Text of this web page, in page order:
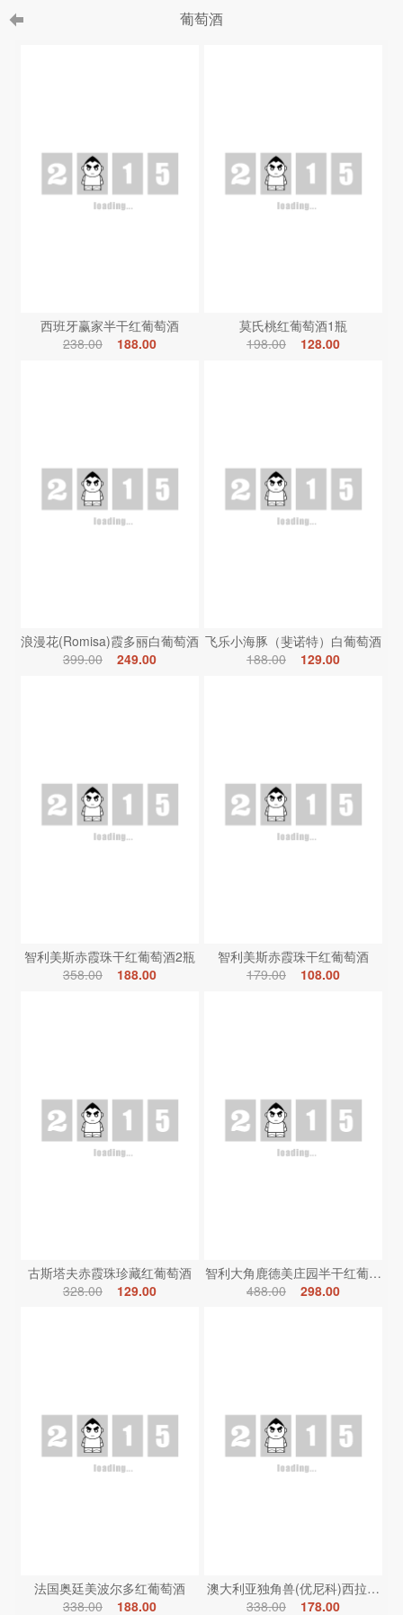
葡萄酒
西班牙赢家半干红葡萄酒
238.00
188.00
莫氏桃红葡萄酒1瓶
198.00
128.00
浪漫花(Romisa)霞多丽白葡萄酒
399.00
249.00
飞乐小海豚（斐诺特）白葡萄酒
188.00
129.00
智利美斯赤霞珠干红葡萄酒2瓶
358.00
188.00
智利美斯赤霞珠干红葡萄酒
179.00
108.00
古斯塔夫赤霞珠珍藏红葡萄酒
328.00
129.00
智利大角鹿德美庄园半干红葡萄酒
488.00
298.00
法国奥廷美波尔多红葡萄酒
338.00
188.00
澳大利亚独角兽(优尼科)西拉红葡
338.00
178.00